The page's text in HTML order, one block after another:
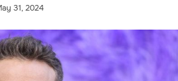
31, 2024